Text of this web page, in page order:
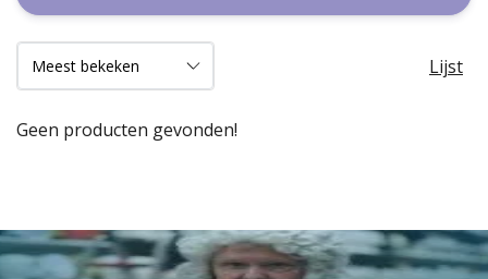
Lijst
Geen producten gevonden!